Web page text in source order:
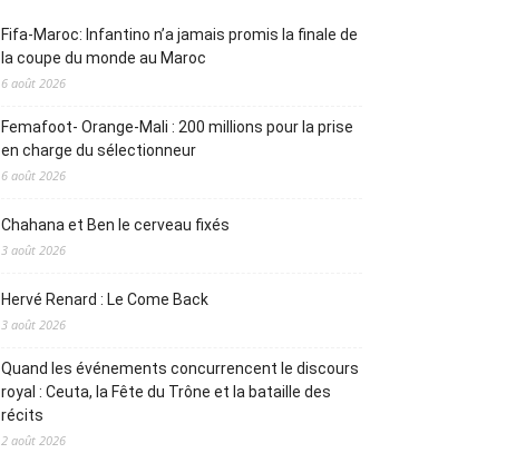
Fifa-Maroc: Infantino n’a jamais promis la finale de
la coupe du monde au Maroc
6 août 2026
Femafoot- Orange-Mali : 200 millions pour la prise
en charge du sélectionneur
6 août 2026
Chahana et Ben le cerveau fixés
3 août 2026
Hervé Renard : Le Come Back
3 août 2026
Quand les événements concurrencent le discours
royal : Ceuta, la Fête du Trône et la bataille des
récits
2 août 2026